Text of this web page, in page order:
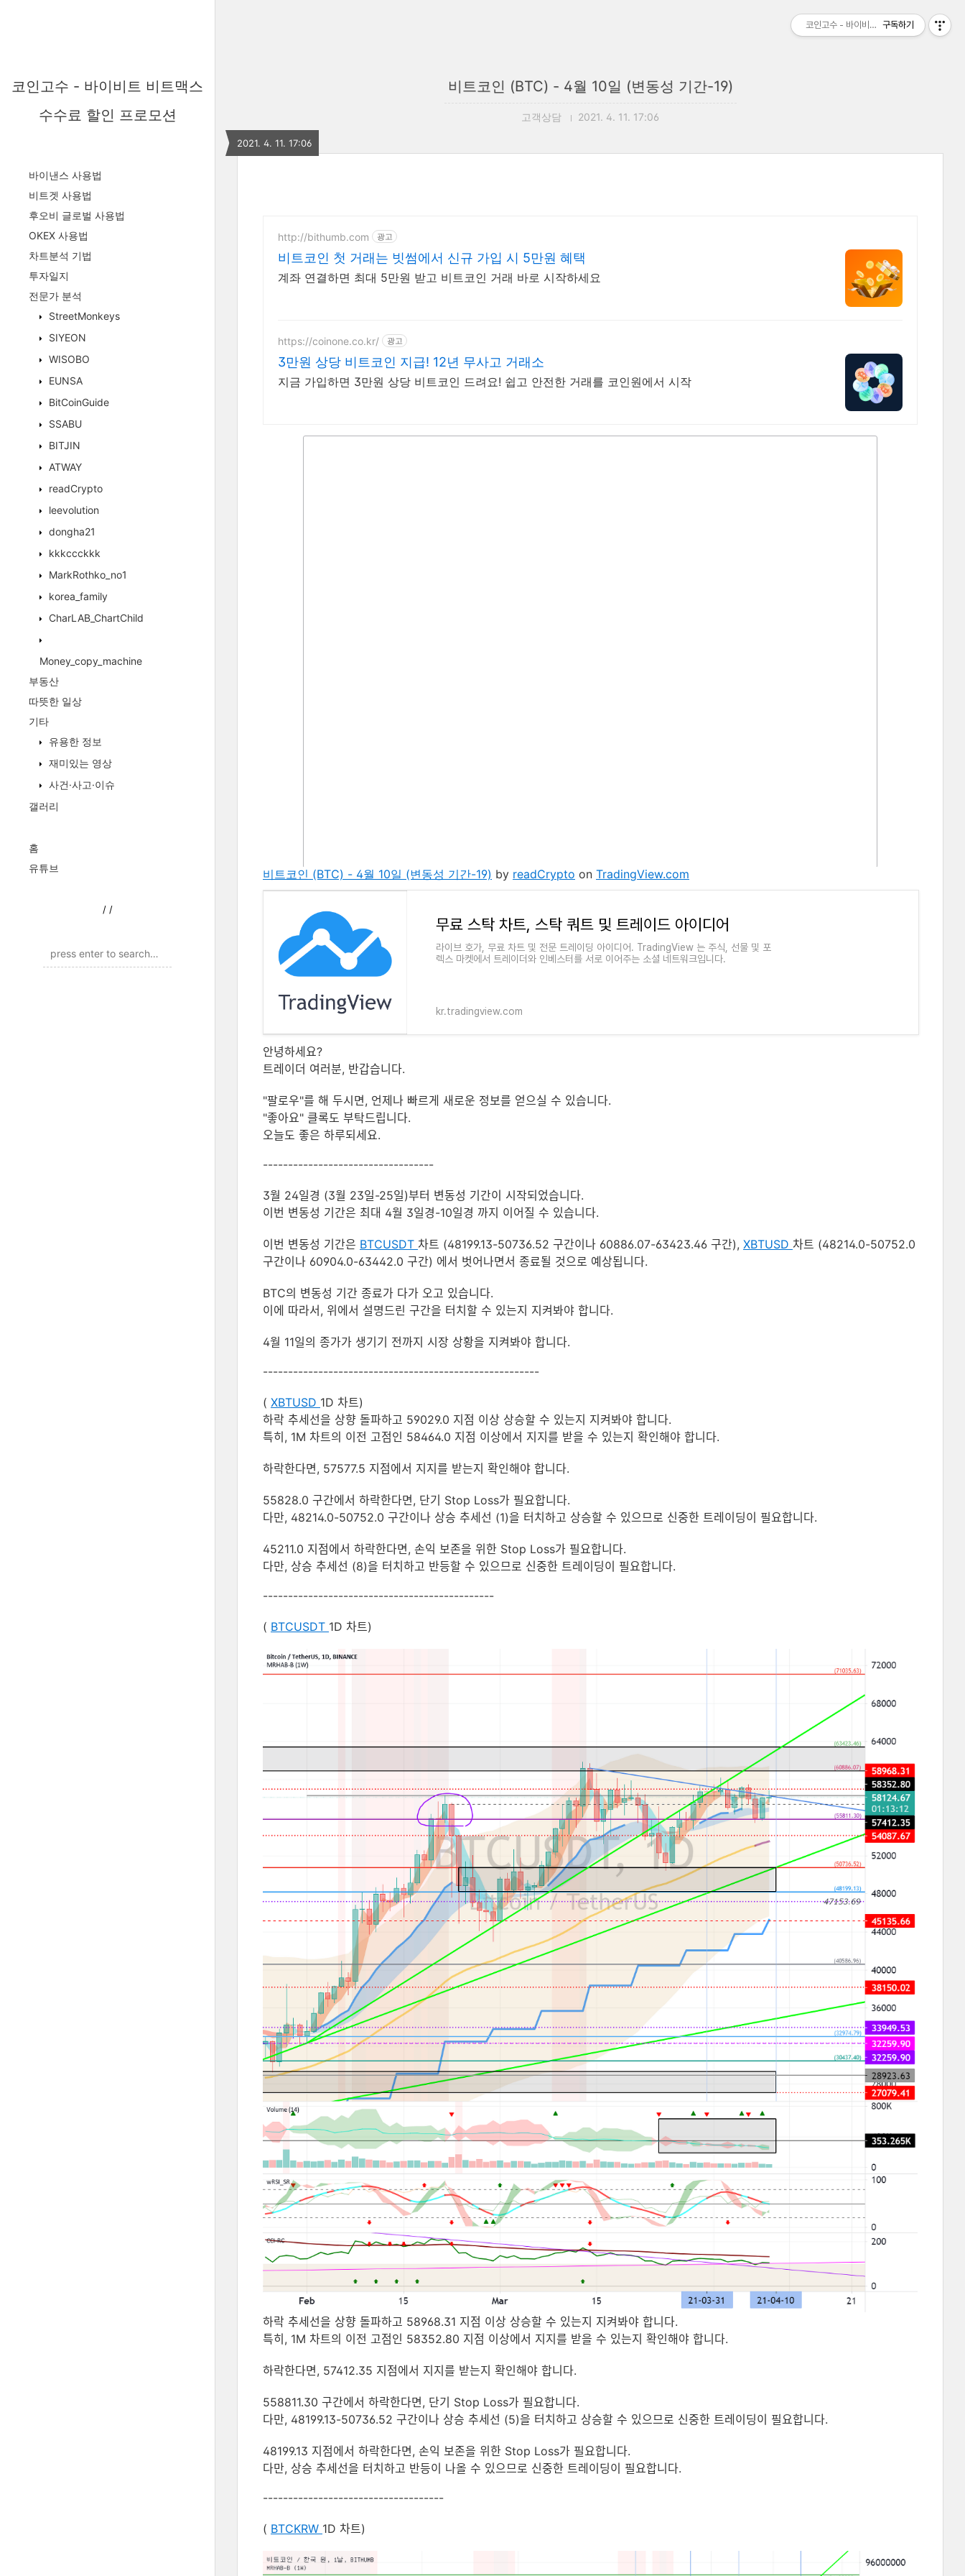
코인고수 - 바이비트 비트맥스
수수료 할인 프로모션
바이낸스 사용법
비트겟 사용법
후오비 글로벌 사용법
OKEX 사용법
차트분석 기법
투자일지
전문가 분석
StreetMonkeys
SIYEON
WISOBO
EUNSA
BitCoinGuide
SSABU
BITJIN
ATWAY
readCrypto
leevolution
dongha21
kkkccckkk
MarkRothko_no1
korea_family
CharLAB_ChartChild
Money_copy_machine
부동산
따뜻한 일상
기타
유용한 정보
재미있는 영상
사건·사고·이슈
갤러리
홈
유튜브
/ /
비트코인 (BTC) - 4월 10일 (변동성 기간-19)
고객상담 2021. 4. 11. 17:06
2021. 4. 11. 17:06
http://bithumb.com 광고
비트코인 첫 거래는 빗썸에서 신규 가입 시 5만원 혜택
계좌 연결하면 최대 5만원 받고 비트코인 거래 바로 시작하세요
https://coinone.co.kr/ 광고
3만원 상당 비트코인 지급! 12년 무사고 거래소
지금 가입하면 3만원 상당 비트코인 드려요! 쉽고 안전한 거래를 코인원에서 시작
비트코인 (BTC) - 4월 10일 (변동성 기간-19) by readCrypto on TradingView.com
무료 스탁 차트, 스탁 쿼트 및 트레이드 아이디어
라이브 호가, 무료 차트 및 전문 트레이딩 아이디어. TradingView 는 주식, 선물 및 포
렉스 마켓에서 트레이더와 인베스터를 서로 이어주는 소셜 네트워크입니다.
kr.tradingview.com
안녕하세요?
트레이더 여러분, 반갑습니다.
"팔로우"를 해 두시면, 언제나 빠르게 새로운 정보를 얻으실 수 있습니다.
"좋아요" 클록도 부탁드립니다.
오늘도 좋은 하루되세요.
----------------------------------
3월 24일경 (3월 23일-25일)부터 변동성 기간이 시작되었습니다.
이번 변동성 기간은 최대 4월 3일경-10일경 까지 이어질 수 있습니다.
이번 변동성 기간은 BTCUSDT 차트 (48199.13-50736.52 구간이나 60886.07-63423.46 구간), XBTUSD 차트 (48214.0-50752.0
구간이나 60904.0-63442.0 구간) 에서 벗어나면서 종료될 것으로 예상됩니다.
BTC의 변동성 기간 종료가 다가 오고 있습니다.
이에 따라서, 위에서 설명드린 구간을 터치할 수 있는지 지켜봐야 합니다.
4월 11일의 종가가 생기기 전까지 시장 상황을 지켜봐야 합니다.
-------------------------------------------------------
( XBTUSD 1D 차트)
하락 추세선을 상향 돌파하고 59029.0 지점 이상 상승할 수 있는지 지켜봐야 합니다.
특히, 1M 차트의 이전 고점인 58464.0 지점 이상에서 지지를 받을 수 있는지 확인해야 합니다.
하락한다면, 57577.5 지점에서 지지를 받는지 확인해야 합니다.
55828.0 구간에서 하락한다면, 단기 Stop Loss가 필요합니다.
다만, 48214.0-50752.0 구간이나 상승 추세선 (1)을 터치하고 상승할 수 있으므로 신중한 트레이딩이 필요합니다.
45211.0 지점에서 하락한다면, 손익 보존을 위한 Stop Loss가 필요합니다.
다만, 상승 추세선 (8)을 터치하고 반등할 수 있으므로 신중한 트레이딩이 필요합니다.
----------------------------------------------
( BTCUSDT 1D 차트)
하락 추세선을 상향 돌파하고 58968.31 지점 이상 상승할 수 있는지 지켜봐야 합니다.
특히, 1M 차트의 이전 고점인 58352.80 지점 이상에서 지지를 받을 수 있는지 확인해야 합니다.
하락한다면, 57412.35 지점에서 지지를 받는지 확인해야 합니다.
558811.30 구간에서 하락한다면, 단기 Stop Loss가 필요합니다.
다만, 48199.13-50736.52 구간이나 상승 추세선 (5)을 터치하고 상승할 수 있으므로 신중한 트레이딩이 필요합니다.
48199.13 지점에서 하락한다면, 손익 보존을 위한 Stop Loss가 필요합니다.
다만, 상승 추세선을 터치하고 반등이 나올 수 있으므로 신중한 트레이딩이 필요합니다.
------------------------------------
( BTCKRW 1D 차트)
코인고수 - 바이비트 비트맥스 수수료 할인
구독하기